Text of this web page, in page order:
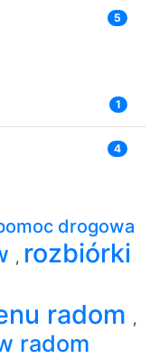
5
1
4
drogowa
, rozbiórki
radom ,
radom